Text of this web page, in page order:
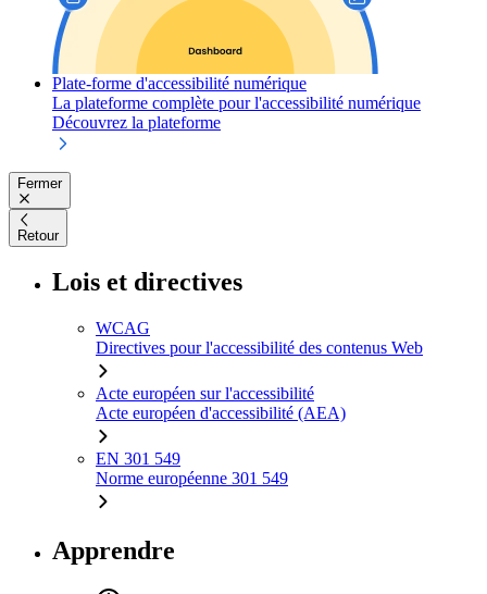
Plate-forme d'accessibilité numérique
La plateforme complète pour l'accessibilité numérique
Découvrez la plateforme
Fermer
Retour
Lois et directives
WCAG
Directives pour l'accessibilité des contenus Web
Acte européen sur l'accessibilité
Acte européen d'accessibilité (AEA)
EN 301 549
Norme européenne 301 549
Apprendre